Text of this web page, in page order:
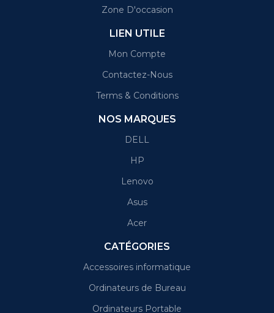
Zone D'occasion
LIEN UTILE
Mon Compte
Contactez-Nous
Terms & Conditions
NOS MARQUES
DELL
HP
Lenovo
Asus
Acer
CATÉGORIES
Accessoires informatique
Ordinateurs de Bureau
Ordinateurs Portable